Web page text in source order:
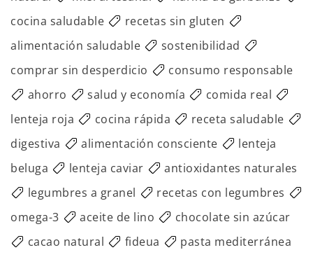
cocina saludable
recetas sin gluten
alimentación saludable
sostenibilidad
comprar sin desperdicio
consumo responsable
ahorro
salud y economía
comida real
lenteja roja
cocina rápida
receta saludable
digestiva
alimentación consciente
lenteja
beluga
lenteja caviar
antioxidantes naturales
legumbres a granel
recetas con legumbres
omega-3
aceite de lino
chocolate sin azúcar
cacao natural
fideua
pasta mediterránea